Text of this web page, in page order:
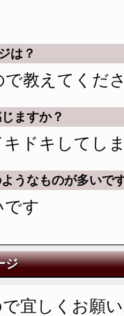
は？
教えてくだ
ますか？
ドキしてし
うなものが多いで
です
ジ
宜しくお願